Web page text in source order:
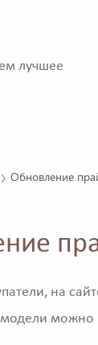
лучшее
Обновление
на
можно